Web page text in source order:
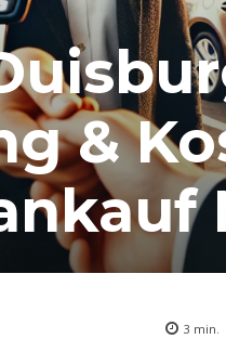
&
3 min.